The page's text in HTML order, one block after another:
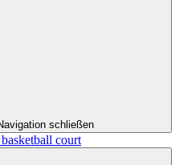
schließen
court